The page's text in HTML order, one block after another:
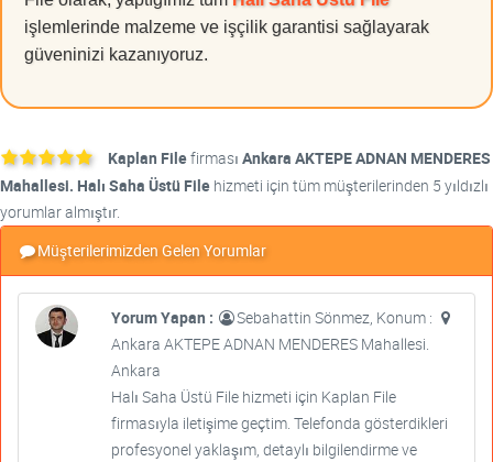
işlemlerinde malzeme ve işçilik garantisi sağlayarak
güveninizi kazanıyoruz.
Kaplan Filefirması Ankara AKTEPE ADNAN MENDERES
Mahallesi. Halı Saha Üstü File hizmeti için tüm müşterilerinden 5 yıldızlı
yorumlar almıştır.
Müşterilerimizden Gelen Yorumlar
Yorum Yapan :
Sebahattin Sönmez, Konum :
Ankara AKTEPE ADNAN MENDERES Mahallesi.
Ankara
Halı Saha Üstü File hizmeti için Kaplan File
firmasıyla iletişime geçtim. Telefonda gösterdikleri
profesyonel yaklaşım, detaylı bilgilendirme ve